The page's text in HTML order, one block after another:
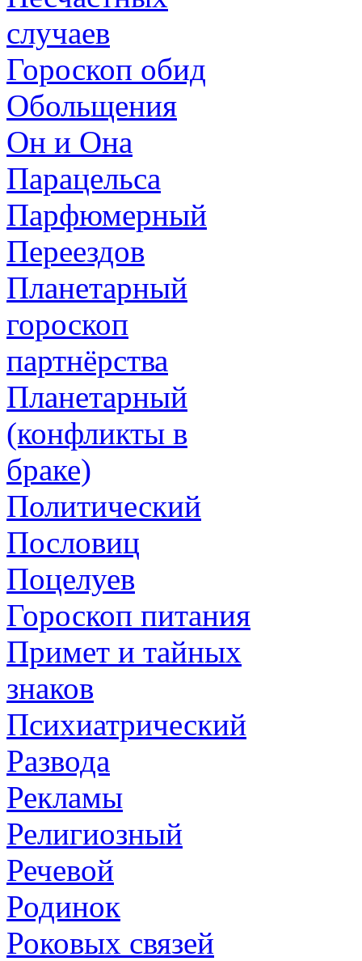
случаев
Гороскоп обид
Обольщения
Он и Она
Парацельса
Парфюмерный
Переездов
Планетарный
гороскоп
партнёрства
Планетарный
(конфликты в
браке)
Политический
Пословиц
Поцелуев
Гороскоп питания
Примет и тайных
знаков
Психиатрический
Развода
Рекламы
Религиозный
Речевой
Родинок
Роковых связей